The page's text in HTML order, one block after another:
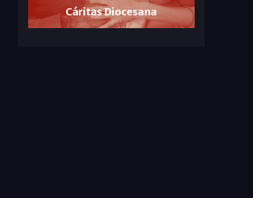
Cáritas Diocesana